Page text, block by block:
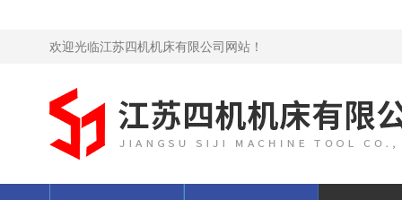
欢迎光临江苏四机机床有限公司网站！